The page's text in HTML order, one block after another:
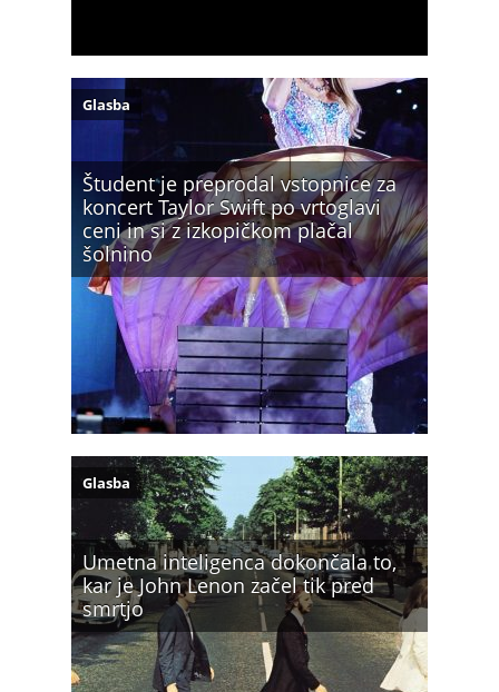
Študent je preprodal vstopnice za
koncert Taylor Swift po vrtoglavi
ceni in si z izkopičkom plačal
šolnino
Glasba
Umetna inteligenca dokončala to,
kar je John Lenon začel tik pred
smrtjo
Glasba